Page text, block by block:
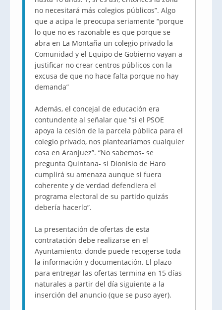
no necesitará más colegios públicos”. Algo
que a acipa le preocupa seriamente “porque
lo que no es razonable es que porque se
abra en La Montaña un colegio privado la
Comunidad y el Equipo de Gobierno vayan a
justificar no crear centros públicos con la
excusa de que no hace falta porque no hay
demanda”
Además, el concejal de educación era
contundente al señalar que “si el PSOE
apoya la cesión de la parcela pública para el
colegio privado, nos plantearíamos cualquier
cosa en Aranjuez”. “No sabemos- se
pregunta Quintana- si Dionisio de Haro
cumplirá su amenaza aunque si fuera
coherente y de verdad defendiera el
programa electoral de su partido quizás
debería hacerlo”.
La presentación de ofertas de esta
contratación debe realizarse en el
Ayuntamiento, donde puede recogerse toda
la información y documentación. El plazo
para entregar las ofertas termina en 15 días
naturales a partir del día siguiente a la
inserción del anuncio (que se puso ayer).